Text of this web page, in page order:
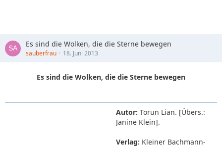
Es sind die Wolken, die die Sterne bewegen
sauberfrau 18. Juni 2013
Es sind die Wolken, die die Sterne bewegen
Autor: Torun Lian. [Übers.:
Janine Klein].
Verlag: Kleiner Bachmann-